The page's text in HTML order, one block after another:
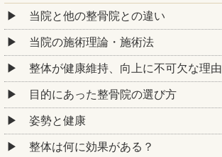
当院と他の整骨院との違い
当院の施術理論・施術法
整体が健康維持、向上に不可欠な理由
目的にあった整骨院の選び方
姿勢と健康
整体は何に効果がある？